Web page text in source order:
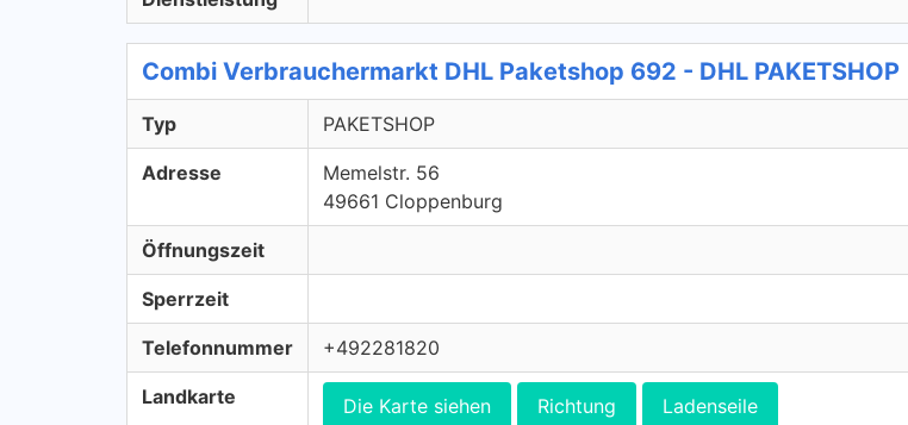
Combi Verbrauchermarkt DHL Paketshop 692 - DHL PAKETSHOP
Typ PAKETSHOP
Adresse
Memelstr. 56
49661 Cloppenburg
Öffnungszeit
Sperrzeit
Telefonnummer +492281820
Landkarte Die Karte siehen Richtung Ladenseile